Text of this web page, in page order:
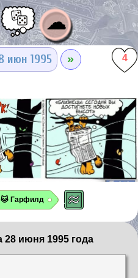
☁
июн 1995 » 4
🐱 Гарфилд
28 июня 1995 года